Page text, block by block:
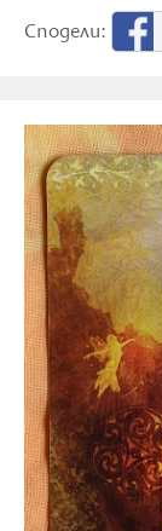
Сподели: